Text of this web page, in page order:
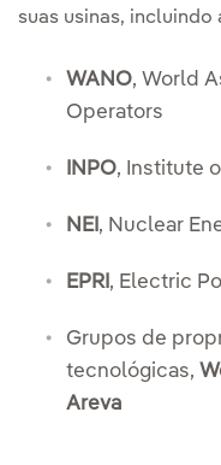
suas usinas, incluindo
WANO, World
Operators
INPO, Institute
NEI , Nuclear
EPRI , Electric
Grupos de
tecnológicas,
Areva